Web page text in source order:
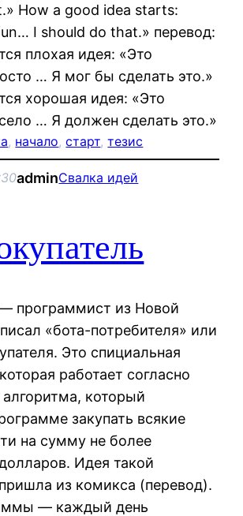
How a good idea starts:
I should do that.» перевод:
плохая идея: «Это
… Я мог бы сделать это.»
хорошая идея: «Это
… Я должен сделать это.»
, начало, старт, тезис
adminСвалка идей
программист из Новой
«бота-потребителя» или
Это спициальная
работает согласно
алгоритма, который
закупать всякие
на сумму не более
Идея такой
из комикса (перевод).
— каждый день